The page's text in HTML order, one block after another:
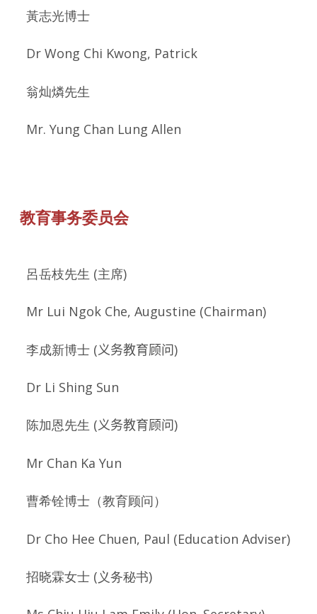
黃志光博士
Dr Wong Chi Kwong, Patrick
翁灿燐先生
Mr. Yung Chan Lung Allen
教育事务委员会
呂岳枝先生 (主席)
Mr Lui Ngok Che, Augustine (Chairman)
李成新博士 (义务教育顾问)
Dr Li Shing Sun
陈加恩先生 (义务教育顾问)
Mr Chan Ka Yun
曹希铨博士（教育顾问）
Dr Cho Hee Chuen, Paul (Education Adviser)
招晓霖女士 (义务秘书)